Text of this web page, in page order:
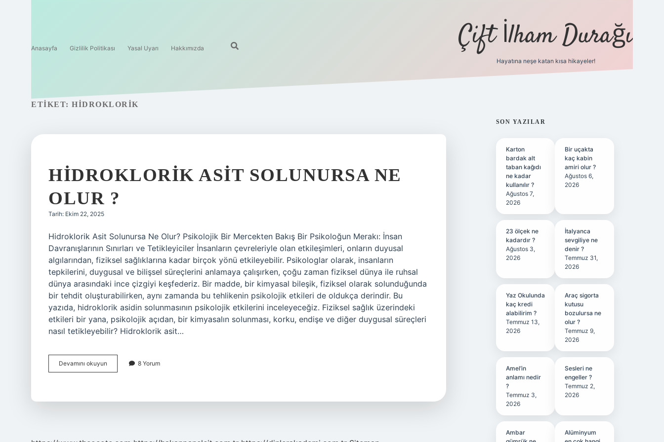
Anasayfa Gizlilik Politikası Yasal Uyarı Hakkımızda Çift İlham Durağı
Hayatına neşe katan kısa hikayeler!
ETIKET: HIDROKLORIK
HIDROKLORIK ASIT SOLUNURSA NE
OLUR ?
Tarih: Ekim 22, 2025
Hidroklorik Asit Solunursa Ne Olur? Psikolojik Bir Mercekten Bakış Bir Psikoloğun Merakı: İnsan
Davranışlarının Sınırları ve Tetikleyiciler İnsanların çevreleriyle olan etkileşimleri, onların duyusal
algılarından, fiziksel sağlıklarına kadar birçok yönü etkileyebilir. Psikologlar olarak, insanların
tepkilerini, duygusal ve bilişsel süreçlerini anlamaya çalışırken, çoğu zaman fiziksel dünya ile ruhsal
dünya arasındaki ince çizgiyi keşfederiz. Bir madde, bir kimyasal bileşik, fiziksel olarak solunduğunda
bir tehdit oluşturabilirken, aynı zamanda bu tehlikenin psikolojik etkileri de oldukça derindir. Bu
yazıda, hidroklorik asidin solunmasının psikolojik etkilerini inceleyeceğiz. Fiziksel sağlık üzerindeki
etkileri bir yana, psikolojik açıdan, bir kimyasalın solunması, korku, endişe ve diğer duygusal süreçleri
nasıl tetikleyebilir? Hidroklorik asit…
Devamını okuyun Hidroklorik
asit
8 Yorum
SIDEBAR
SON YAZILAR
Karton
bardak alt
taban kağıdı
ne kadar
kullanılır ?
Ağustos 7,
2026
Bir uçakta
kaç kabin
amiri olur ?
Ağustos 6,
2026
23 ölçek ne
kadardır ?
Ağustos 3,
2026
İtalyanca
sevgiliye ne
denir ?
Temmuz 31,
2026
Yaz Okulunda
kaç kredi
alabilirim ?
Temmuz 13,
2026
Araç sigorta
kutusu
bozulursa ne
olur ?
Temmuz 9,
2026
Amel’in
anlamı nedir
?
Temmuz 3,
2026
Sesleri ne
engeller ?
Temmuz 2,
2026
Ambar
Alüminyum